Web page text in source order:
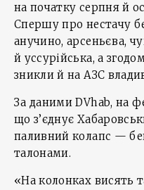
на початку серпня й
Спершу про нестачу
анучино, арсеньєва,
й уссурійська, а
зникли й на АЗС
За даними DVhab, на
що з’єднує
паливний колапс —
талонами.
«На колонках висять